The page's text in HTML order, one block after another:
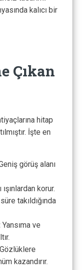
kalıcı bir
Çıkan
hitap
İşte en
görüş alanı
korur.
takıldığında
Yansıma ve
Gözlüklere
kazandırır.